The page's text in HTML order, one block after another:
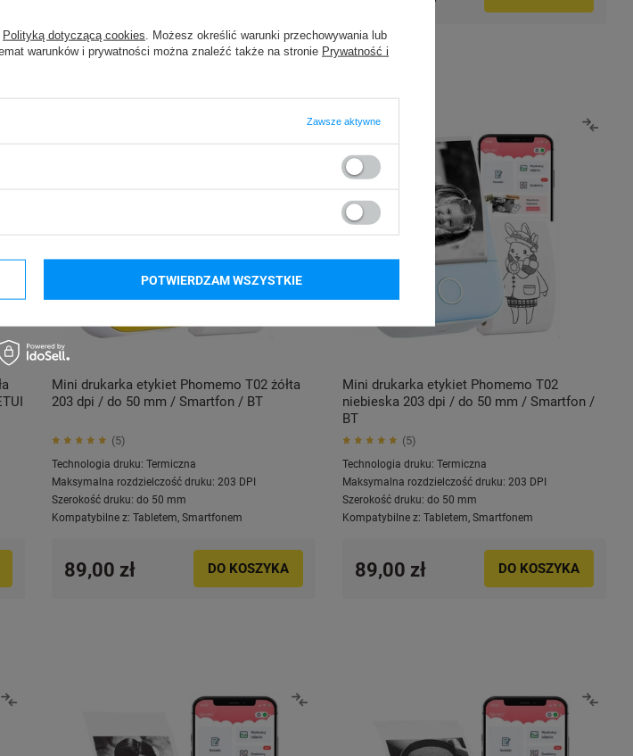
Mini drukarka etykiet Phomemo T02 żółta
203 dpi / do 50 mm / Smartfon / BT
5
Technologia druku: Termiczna
Maksymalna rozdzielczość druku: 203 DPI
Szerokość druku: do 50 mm
Kompatybilne z: Tabletem, Smartfonem
89,00 zł DO KOSZYKA
Mini drukarka etykiet Phomemo T02
niebieska 203 dpi / do 50 mm / Smartfon /
BT
5
Technologia druku: Termiczna
Maksymalna rozdzielczość druku: 203 DPI
Szerokość druku: do 50 mm
Kompatybilne z: Tabletem, Smartfonem
89,00 zł DO KOSZYKA
Polityką dotyczącą cookies . Możesz określić warunki przechowywania lub
warunków i prywatności można znaleźć także na stronie Prywatność i
Zawsze aktywne
POTWIERDZAM WSZYSTKIE